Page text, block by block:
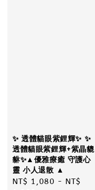
✨ 透體貓眼紫鋰輝✨ ✨
透體貓眼紫鋰輝+紫晶貔
貅✨▲優雅療癒 守護心
靈 小人退散 ▲
Regular
NT$ 1,080 - NT$